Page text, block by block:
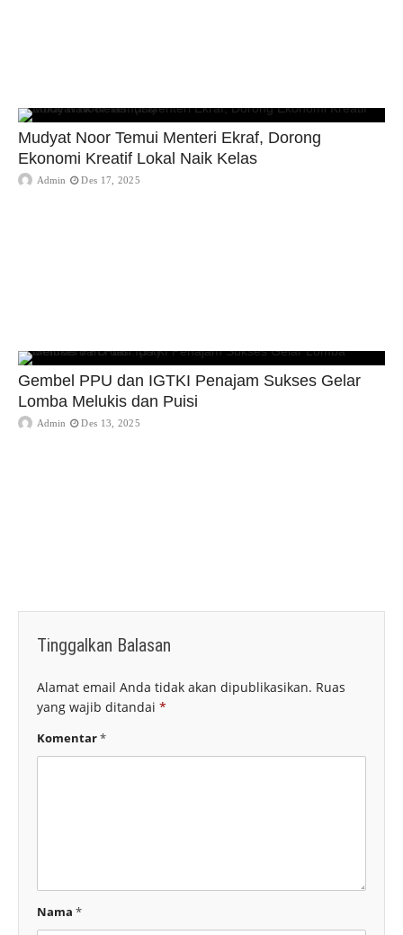
Mudyat Noor Temui Menteri Ekraf, Dorong
Ekonomi Kreatif Lokal Naik Kelas
Admin Des 17, 2025
Gembel PPU dan IGTKI Penajam Sukses Gelar
Lomba Melukis dan Puisi
Admin Des 13, 2025
Tinggalkan Balasan
Alamat email Anda tidak akan dipublikasikan. Ruas
yang wajib ditandai *
Komentar*
Nama *